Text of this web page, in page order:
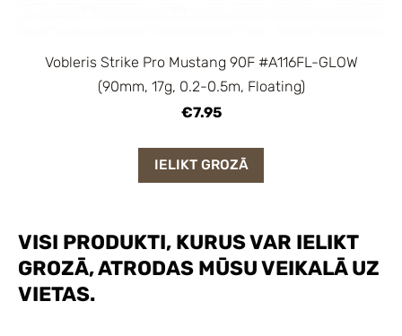
VISI PRODUKTI, KURUS VAR IELIKT
GROZĀ, ATRODAS MŪSU VEIKALĀ UZ
VIETAS.
Vobleris Strike Pro Mustang 90F #A116FL-GLOW
(90mm, 17g, 0.2-0.5m, Floating)
€7.95
IELIKT GROZĀ